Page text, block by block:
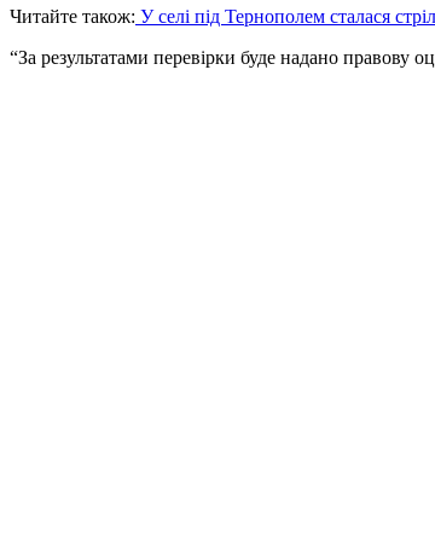
Читайте також: У селі під Тернополем сталася
“За результатами перевірки буде надано правову